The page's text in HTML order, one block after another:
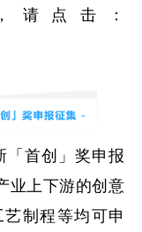
请点击：
「首创」奖申报
业上下游的创意
制程等均可申